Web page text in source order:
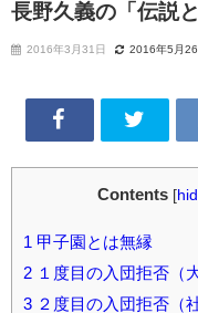
長野久義の「伝説
2016年3月31日 2016年5月26
Contents [
1 甲子園とは無縁
2 １度目の入団拒否（
3 ２度目の入団拒否（